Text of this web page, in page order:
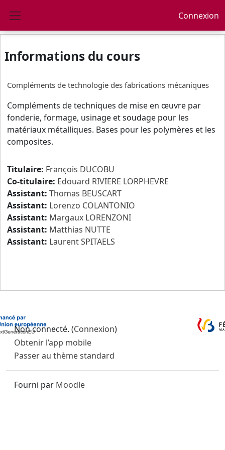
Connexion
Informations du cours
Compléments de technologie des fabrications mécaniques
Compléments de techniques de mise en œuvre par
fonderie, formage, usinage et soudage pour les
matériaux métalliques. Bases pour les polymères et les
composites.
Titulaire: François DUCOBU
Co-titulaire: Edouard RIVIERE LORPHEVRE
Assistant: Thomas BEUSCART
Assistant: Lorenzo COLANTONIO
Assistant: Margaux LORENZONI
Assistant: Matthias NUTTE
Assistant: Laurent SPITAELS
Non connecté. (Connexion)
Obtenir l’app mobile
Passer au thème standard
Fourni par Moodle